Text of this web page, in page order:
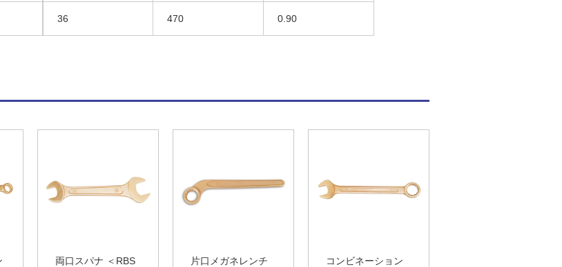
36 470 0.90
両口スパナ ＜RBS
片口メガネレンチ
コンビネーション